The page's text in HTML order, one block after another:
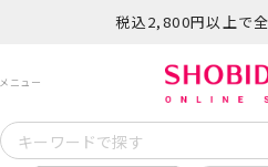
税込2,800円以上で